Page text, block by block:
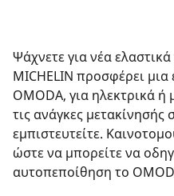
Ψάχνετε για νέα
MICHELIN προσφέρει
OMODA, για ηλεκτρικά
τις ανάγκες
εμπιστευτείτε.
ώστε να μπορείτε να
αυτοπεποίθηση το